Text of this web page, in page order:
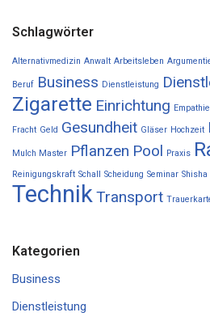
Schlagwörter
Alternativmedizin Anwalt Arbeitsleben
Beruf Business Dienstleistung
Zigarette Einrichtung Empathie
Fracht Geld Gesundheit Gläser Hochzeit
Mulch Master Pflanzen Pool Praxis
Reinigungskraft Schall Scheidung Seminar Shisha
TechnikTransport
Kategorien
Business
Dienstleistung